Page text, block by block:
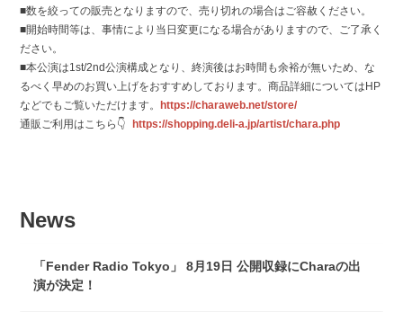
■数を絞っての販売となりますので、売り切れの場合はご容赦ください。
■開始時間等は、事情により当日変更になる場合がありますので、ご了承く
ださい。
■本公演は1st/2nd公演構成となり、終演後はお時間も余裕が無いため、な
るべく早めのお買い上げをおすすめしております。商品詳細についてはHP
などでもご覧いただけます。
https://charaweb.net/store/
通販ご利用はこちら👇
https://shopping.deli-a.jp/artist/chara.php
News
「Fender Radio Tokyo」 8月19日 公開収録にCharaの出
演が決定！